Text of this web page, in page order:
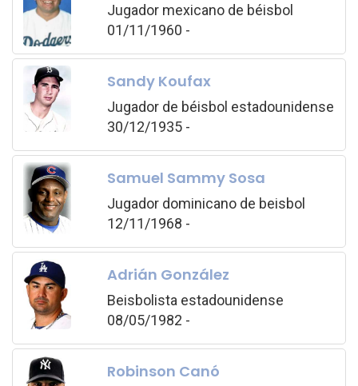
Jugador mexicano de béisbol
01/11/1960 -
Sandy Koufax
Jugador de béisbol estadounidense
30/12/1935 -
Samuel Sammy Sosa
Jugador dominicano de beisbol
12/11/1968 -
Adrián González
Beisbolista estadounidense
08/05/1982 -
Robinson Canó